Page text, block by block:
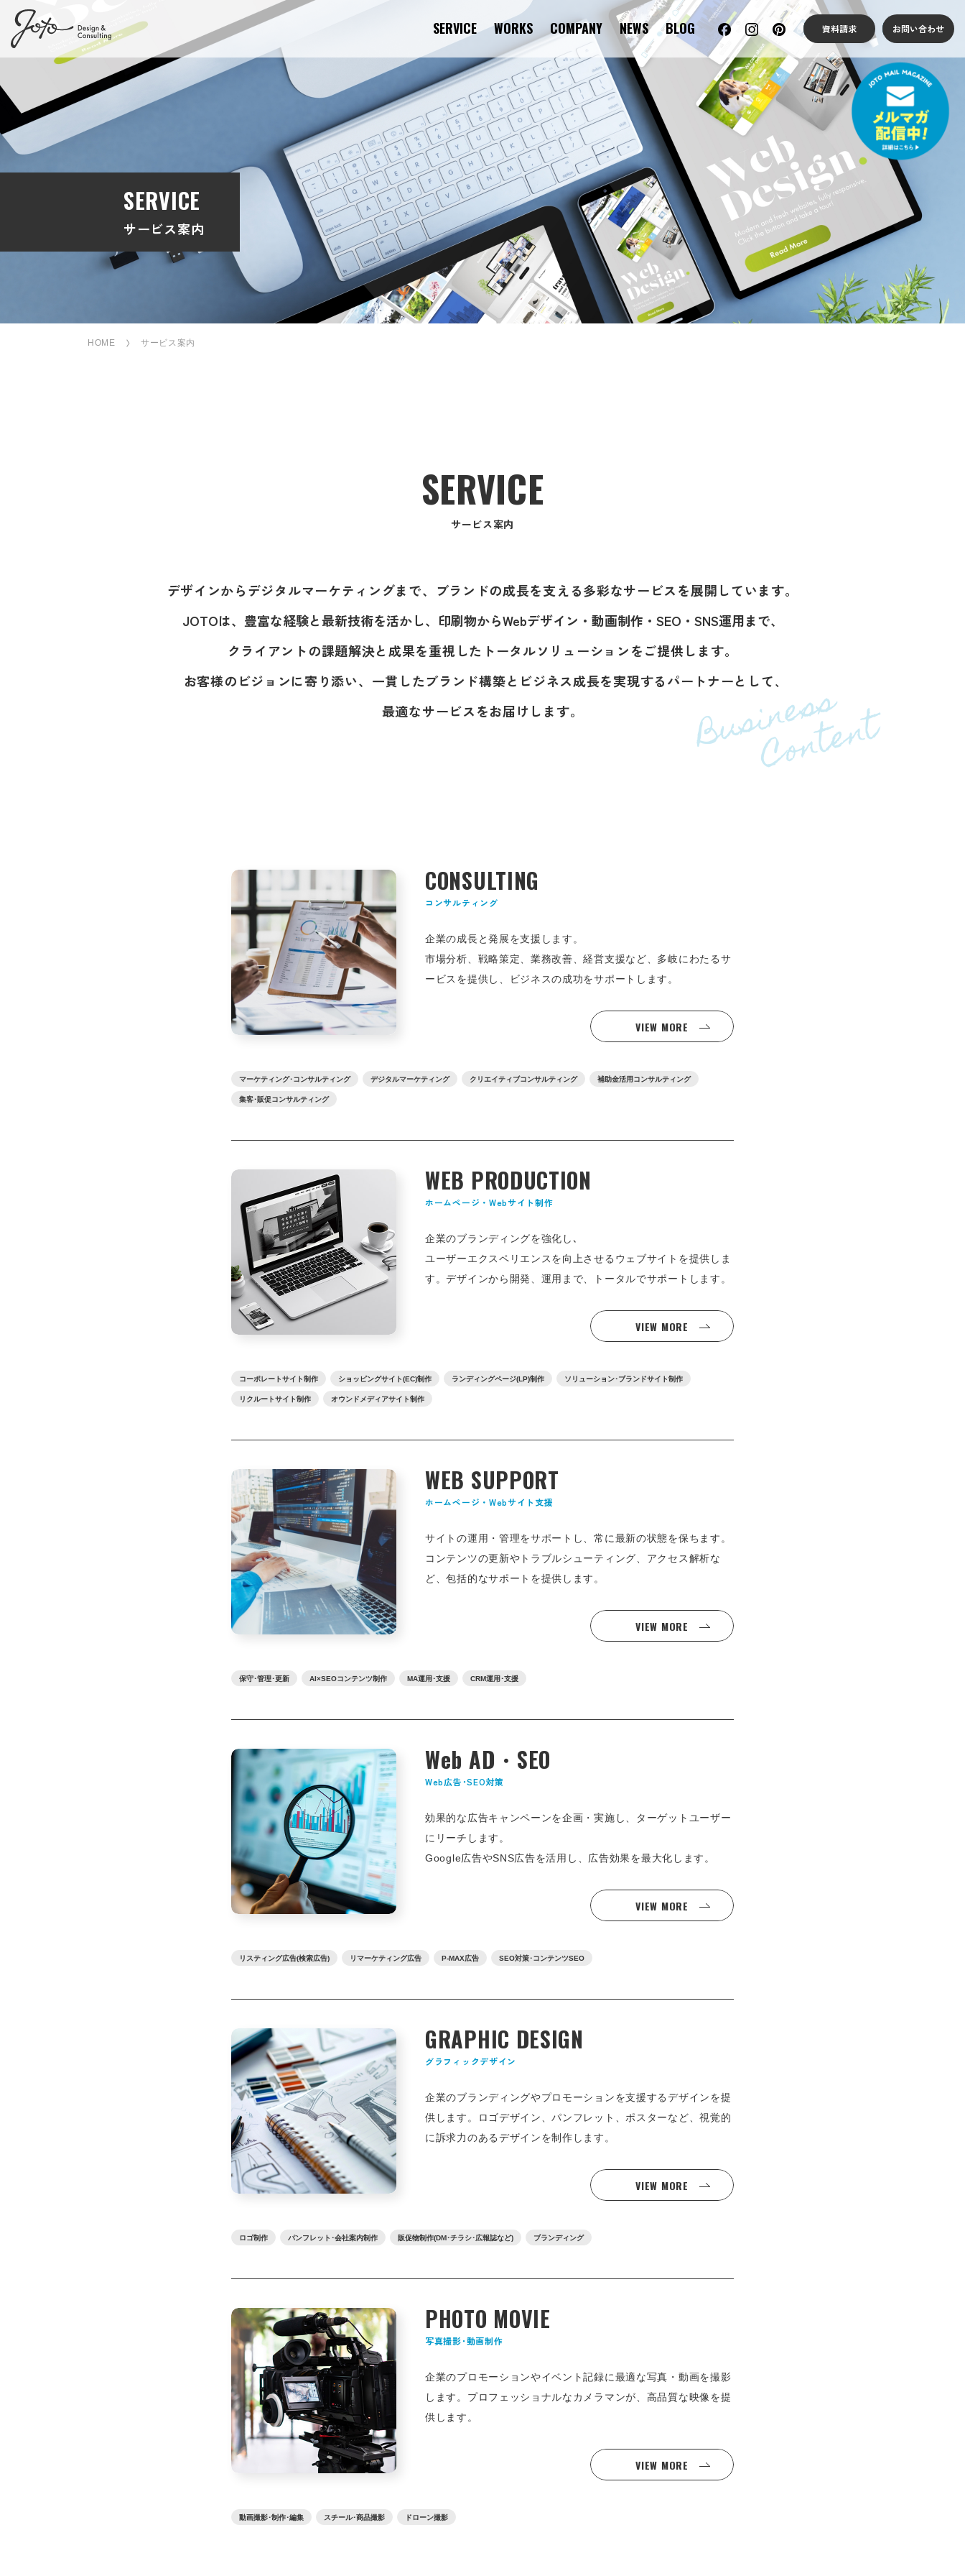
SERVICE WORKS COMPANY NEWS BLOG 資料請求 お問い合わせ
SERVICE
サービス案内
HOME サービス案内
SERVICE
サービス案内
デザインからデジタルマーケティングまで、ブランドの成長を支える多彩なサービスを展開しています。
JOTOは、豊富な経験と最新技術を活かし、印刷物からWebデザイン・動画制作・SEO・SNS運用まで、
クライアントの課題解決と成果を重視したトータルソリューションをご提供します。
お客様のビジョンに寄り添い、一貫したブランド構築とビジネス成長を実現するパートナーとして､
最適なサービスをお届けします。
Business
Content
CONSULTING
コンサルティング
企業の成長と発展を支援します。
市場分析、戦略策定、業務改善、経営支援など、多岐にわたるサ
ービスを提供し、ビジネスの成功をサポートします。
VIEW MORE
マーケティング･コンサルティング デジタルマーケティング クリエイティブコンサルティング 補助金活用コンサルティング
集客･販促コンサルティング
WEB PRODUCTION
ホームページ・Webサイト制作
企業のブランディングを強化し､
ユーザーエクスペリエンスを向上させるウェブサイトを提供しま
す。デザインから開発、運用まで、トータルでサポートします。
VIEW MORE
コーポレートサイト制作 ショッピングサイト(EC)制作 ランディングページ(LP)制作 ソリューション･ブランドサイト制作
リクルートサイト制作 オウンドメディアサイト制作
WEB SUPPORT
ホームページ・Webサイト支援
サイトの運用・管理をサポートし、常に最新の状態を保ちます。
コンテンツの更新やトラブルシューティング、アクセス解析な
ど、包括的なサポートを提供します。
VIEW MORE
保守･管理･更新 AI×SEOコンテンツ制作 MA運用･支援 CRM運用･支援
Web AD・SEO
Web広告･SEO対策
効果的な広告キャンペーンを企画・実施し、ターゲットユーザー
にリーチします。
Google広告やSNS広告を活用し、広告効果を最大化します。
VIEW MORE
リスティング広告(検索広告) リマーケティング広告 P-MAX広告 SEO対策･コンテンツSEO
GRAPHIC DESIGN
グラフィックデザイン
企業のブランディングやプロモーションを支援するデザインを提
供します。ロゴデザイン、パンフレット、ポスターなど、視覚的
に訴求力のあるデザインを制作します。
VIEW MORE
ロゴ制作 パンフレット･会社案内制作 販促物制作(DM･チラシ･広報誌など) ブランディング
PHOTO MOVIE
写真撮影･動画制作
企業のプロモーションやイベント記録に最適な写真・動画を撮影
します。プロフェッショナルなカメラマンが、高品質な映像を提
供します。
VIEW MORE
動画撮影･制作･編集 スチール･商品撮影 ドローン撮影